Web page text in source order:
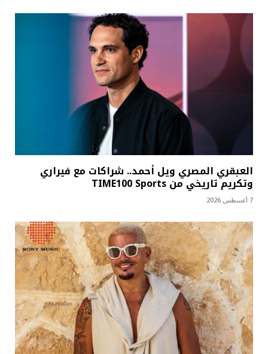
العبقري المصري ويل أحمد.. شراكات مع فيراري
وتكريم تاريخي من TIME100 Sports
7 أغسطس 2026